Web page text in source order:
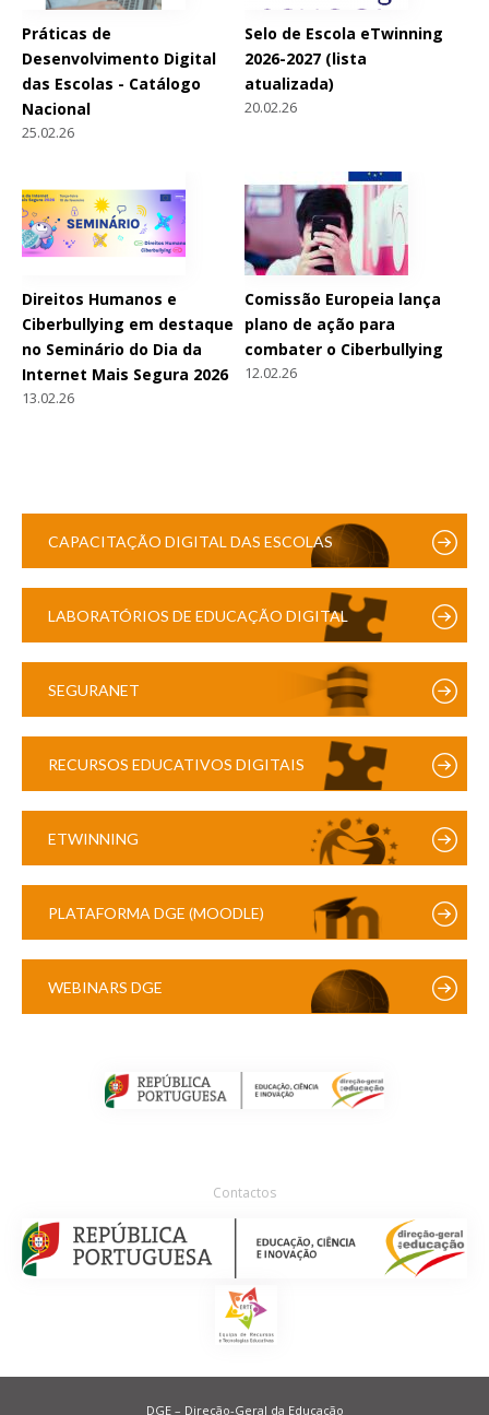
Práticas de
Desenvolvimento Digital
das Escolas - Catálogo
Nacional
25.02.26
Selo de Escola eTwinning
2026-2027 (lista
atualizada)
20.02.26
Direitos Humanos e
Ciberbullying em destaque
no Seminário do Dia da
Internet Mais Segura 2026
13.02.26
Comissão Europeia lança
plano de ação para
combater o Ciberbullying
12.02.26
CAPACITAÇÃO DIGITAL DAS ESCOLAS
LABORATÓRIOS DE EDUCAÇÃO DIGITAL
SEGURANET
RECURSOS EDUCATIVOS DIGITAIS
ETWINNING
PLATAFORMA DGE (MOODLE)
WEBINARS DGE
Contactos
DGE – Direção-Geral da Educação